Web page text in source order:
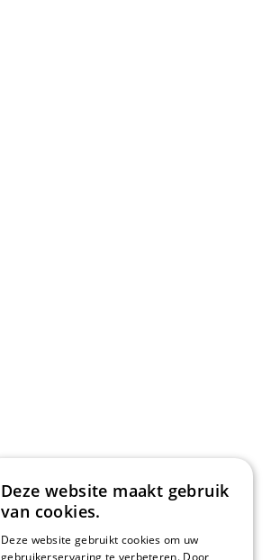
Deze website maakt gebruik
van cookies.
Deze website gebruikt cookies om uw
gebruikerservaring te verbeteren. Door